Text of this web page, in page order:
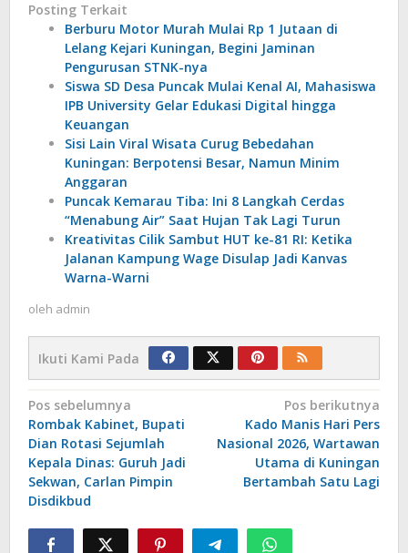
Posting Terkait
Berburu Motor Murah Mulai Rp 1 Jutaan di
Lelang Kejari Kuningan, Begini Jaminan
Pengurusan STNK-nya
Siswa SD Desa Puncak Mulai Kenal AI, Mahasiswa
IPB University Gelar Edukasi Digital hingga
Keuangan
Sisi Lain Viral Wisata Curug Bebedahan
Kuningan: Berpotensi Besar, Namun Minim
Anggaran
Puncak Kemarau Tiba: Ini 8 Langkah Cerdas
“Menabung Air” Saat Hujan Tak Lagi Turun
Kreativitas Cilik Sambut HUT ke-81 RI: Ketika
Jalanan Kampung Wage Disulap Jadi Kanvas
Warna-Warni
oleh admin
Ikuti Kami Pada
Navigasi
pos
Pos sebelumnya
‎Rombak Kabinet, Bupati
Dian Rotasi Sejumlah
Kepala Dinas: Guruh Jadi
Sekwan, Carlan Pimpin
Disdikbud‎‎
Pos berikutnya
Kado Manis Hari Pers
Nasional 2026, Wartawan
Utama di Kuningan
Bertambah Satu Lagi‎‎